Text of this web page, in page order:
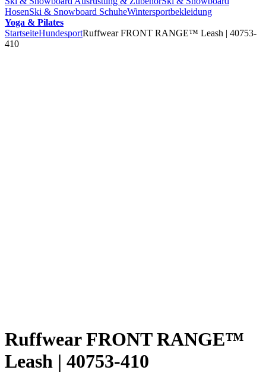
HosenSki & Snowboard SchuheWintersportbekleidung
Yoga & Pilates
StartseiteHundesportRuffwear FRONT RANGE™ Leash | 40753-
410
Ruffwear FRONT RANGE™
Leash | 40753-410